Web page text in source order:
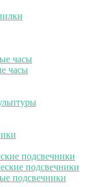
часы
часы
подсвечники
подсвечники
подсвечники